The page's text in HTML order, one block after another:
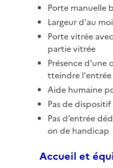
Porte manuelle
Largeur d'au
Porte vitrée
partie vitrée
Présence d'une
tteindre l'entrée
Aide humaine
Pas de
Pas d’entrée
on de handicap
Accueil et